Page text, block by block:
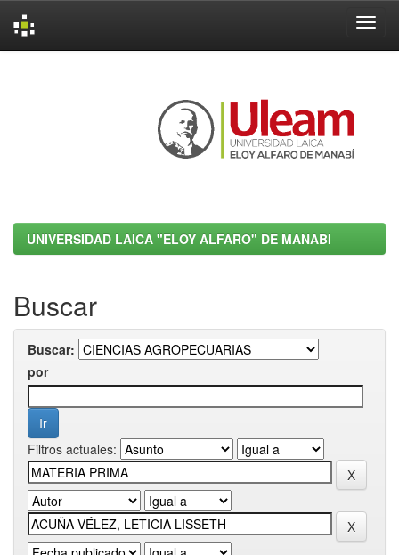
UNIVERSIDAD LAICA "ELOY ALFARO" DE MANABI
Buscar
Buscar:
por
Filtros actuales: